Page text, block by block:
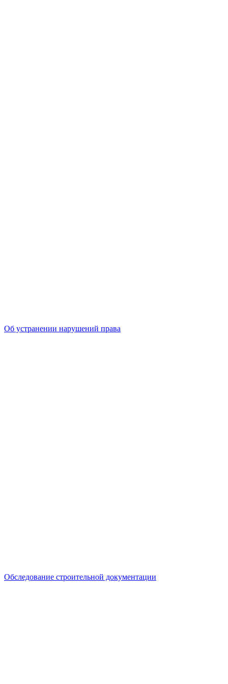
Об устранении нарушений права
Обследование строительной документации